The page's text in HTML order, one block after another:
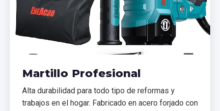
Martillo Profesional
Alta durabilidad para todo tipo de reformas y
trabajos en el hogar. Fabricado en acero forjado con